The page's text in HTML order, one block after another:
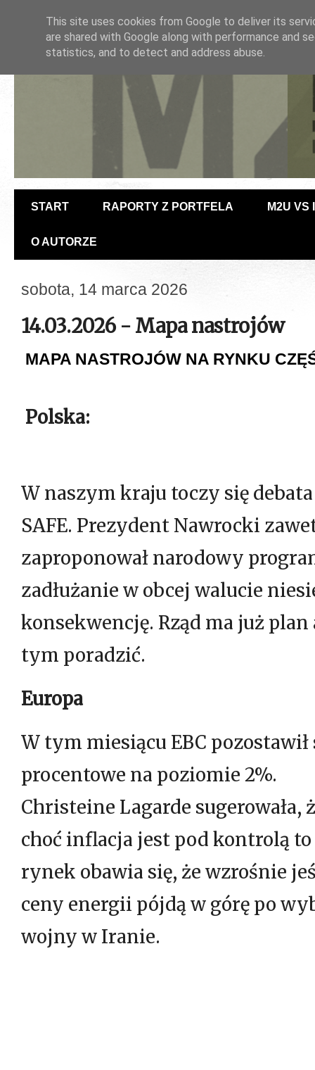
START RAPORTY Z PORTFELA M2U VS
O AUTORZE
sobota, 14 marca 2026
14.03.2026 - Mapa nastrojów
MAPA NASTROJÓW NA RYNKU
Polska:
W naszym kraju toczy się
SAFE. Prezydent Nawrocki
zaproponował narodowy
zadłużanie w obcej walucie
konsekwencję. Rząd ma już
tym poradzić.
Europa
W tym miesiącu EBC
procentowe na poziomie 2%.
Christeine Lagarde sugerowała,
choć inflacja jest pod kontrolą to
rynek obawia się, że wzrośnie
ceny energii pójdą w górę po
wojny w Iranie.
This site uses cookies from Google to deliver its
are shared with Google along with performance and
statistics, and to detect and address abuse.